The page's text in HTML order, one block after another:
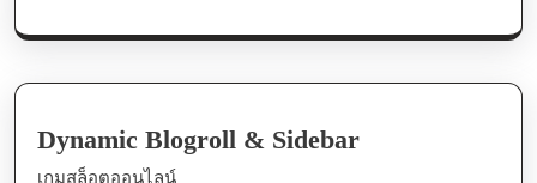
Dynamic Blogroll & Sidebar
เกมสล็อตออนไลน์